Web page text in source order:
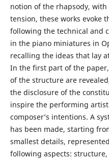
notion of the rhapsody,
tension, these works evoke
following the technical and
in the piano miniatures in
recalling the ideas that lay
In the first part of the
of the structure are
the disclosure of the
inspire the performing
composer’s intentions. A
has been made, starting
smallest details,
following aspects: